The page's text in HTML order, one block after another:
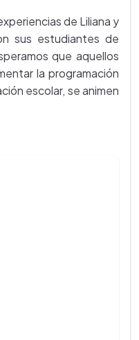
de Liliana y
sus estudiantes de
que aquellos
la programación
escolar, se animen